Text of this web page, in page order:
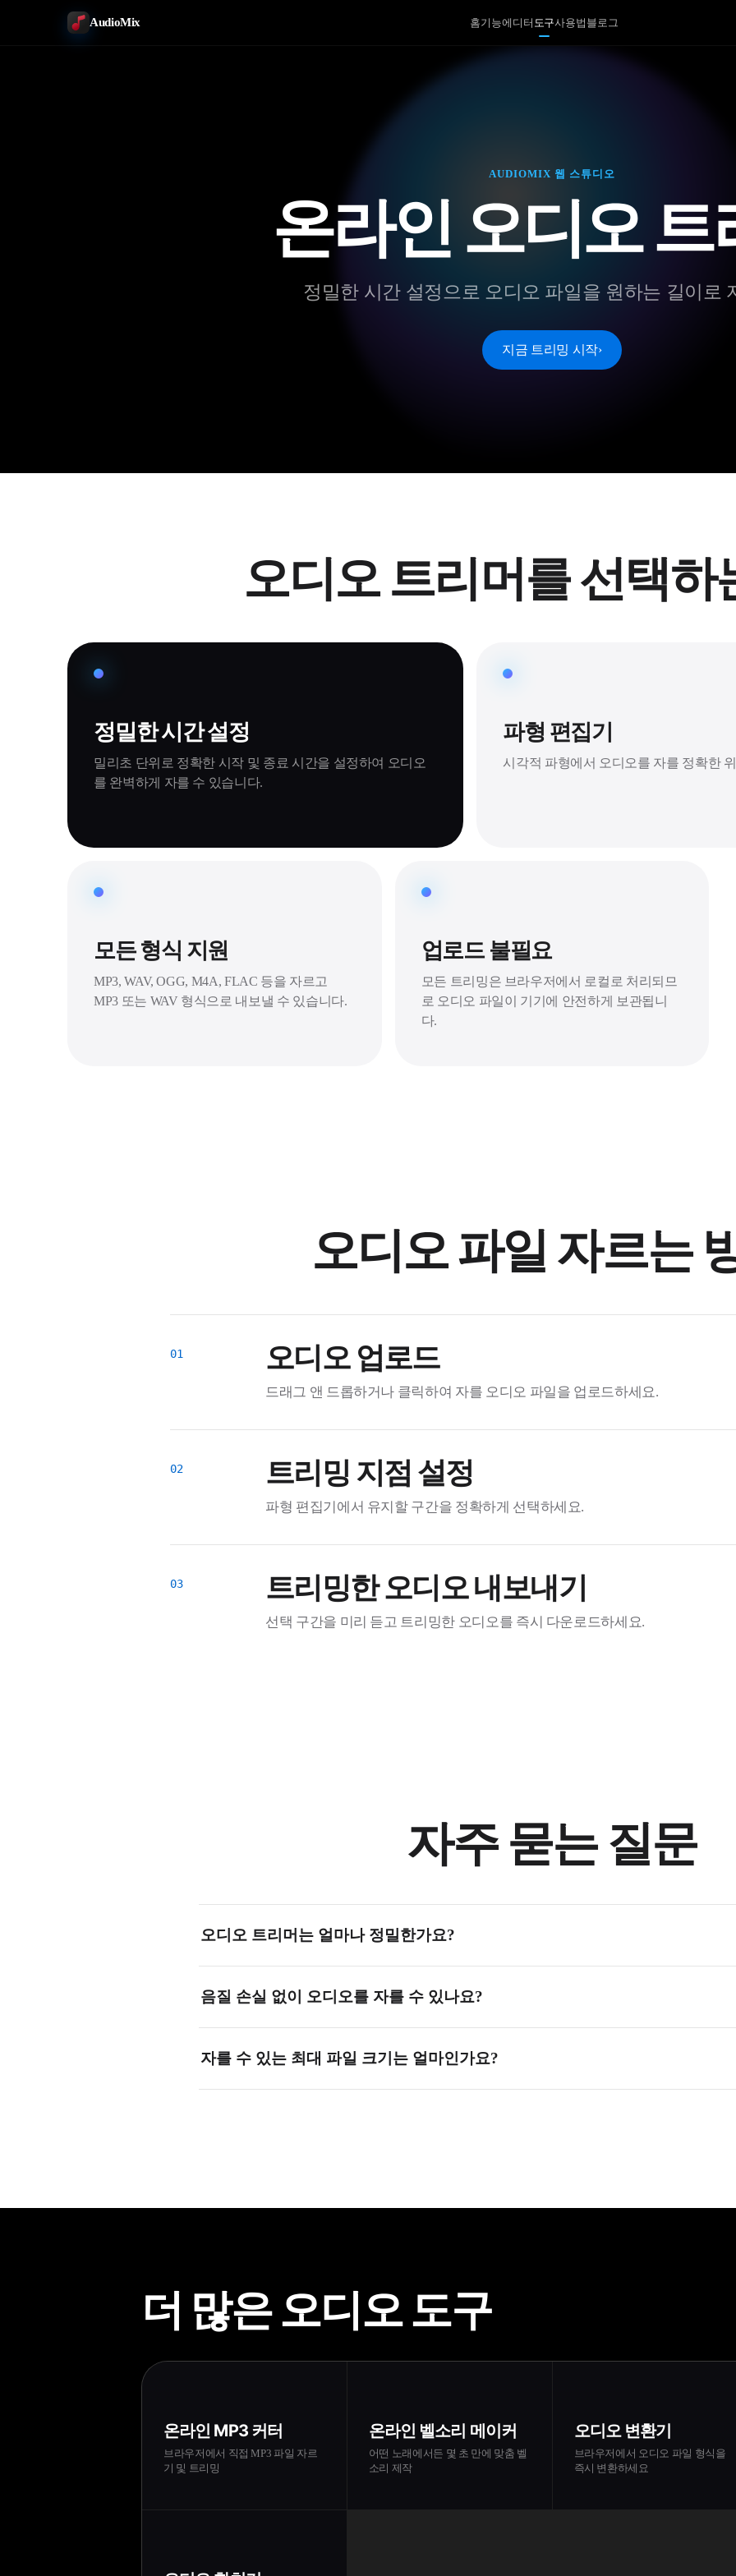
AudioMix 홈기능에디터 도구사용법 블로그
AUDIOMIX 웹 스튜디오
온라인 오디오 트
정밀한 시간 설정으로 오디오 파일을 원하는 길이로
지금 트리밍 시작›
오디오 트리머를 선택하
정밀한 시간 설정
밀리초 단위로 정확한 시작 및 종료 시간을 설정하여 오디오
를 완벽하게 자를 수 있습니다.
파형 편집기
시각적 파형에서 오디오를 자를 정확한
모든 형식 지원
MP3, WAV, OGG, M4A, FLAC 등을 자르고
MP3 또는 WAV 형식으로 내보낼 수 있습니다.
업로드 불필요
모든 트리밍은 브라우저에서 로컬로 처리되므
로 오디오 파일이 기기에 안전하게 보관됩니
다.
오디오 파일 자르는
오디오 업로드
드래그 앤 드롭하거나 클릭하여 자를 오디오 파일을 업로드하세요.
트리밍 지점 설정
파형 편집기에서 유지할 구간을 정확하게 선택하세요.
트리밍한 오디오 내보내기
선택 구간을 미리 듣고 트리밍한 오디오를 즉시 다운로드하세요.
자주 묻는 질문
오디오 트리머는 얼마나 정밀한가요?
수 있습니다.
음질 손실 없이 오디오를 자를 수 있나요?
수 있습니다.
자를 수 있는 최대 파일 크기는 얼마인가요?
더 많은 오디오 도구
온라인 MP3 커터
브라우저에서 직접 MP3 파일 자르
기 및 트리밍
온라인 벨소리 메이커
어떤 노래에서든 몇 초 만에 맞춤 벨
소리 제작
오디오 변환기
브라우저에서 오디오 파일 형식을
즉시 변환하세요